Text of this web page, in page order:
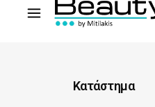
Κατάστημα